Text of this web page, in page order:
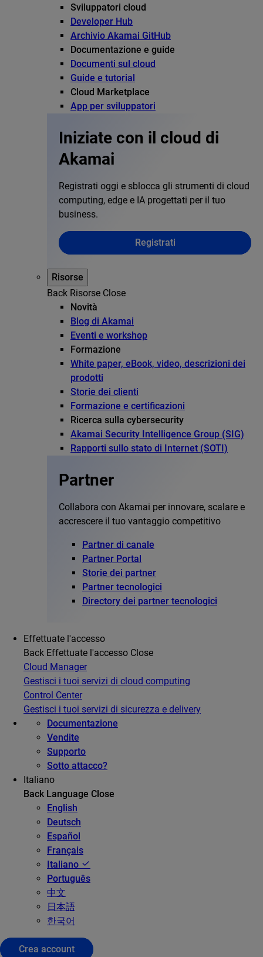
Sviluppatori cloud
Developer Hub
Archivio Akamai GitHub
Documentazione e guide
Documenti sul cloud
Guide e tutorial
Cloud Marketplace
App per sviluppatori
Iniziate con il cloud di
Akamai
Registrati oggi e sblocca gli strumenti di cloud
computing, edge e IA progettati per il tuo
business.
Registrati
Risorse
Back Risorse Close
Novità
Blog di Akamai
Eventi e workshop
Formazione
White paper, eBook, video, descrizioni dei
prodotti
Storie dei clienti
Formazione e certificazioni
Ricerca sulla cybersecurity
Akamai Security Intelligence Group (SIG)
Rapporti sullo stato di Internet (SOTI)
Partner
Collabora con Akamai per innovare, scalare e
accrescere il tuo vantaggio competitivo
Partner di canale
Partner Portal
Storie dei partner
Partner tecnologici
Directory dei partner tecnologici
Effettuate l'accesso
Back Effettuate l'accesso Close
Cloud Manager
Gestisci i tuoi servizi di cloud computing
Control Center
Gestisci i tuoi servizi di sicurezza e delivery
Documentazione
Vendite
Supporto
Sotto attacco?
Italiano
Back Language Close
English
Deutsch
Español
Français
Italiano
Português
中文
日本語
한국어
Crea account